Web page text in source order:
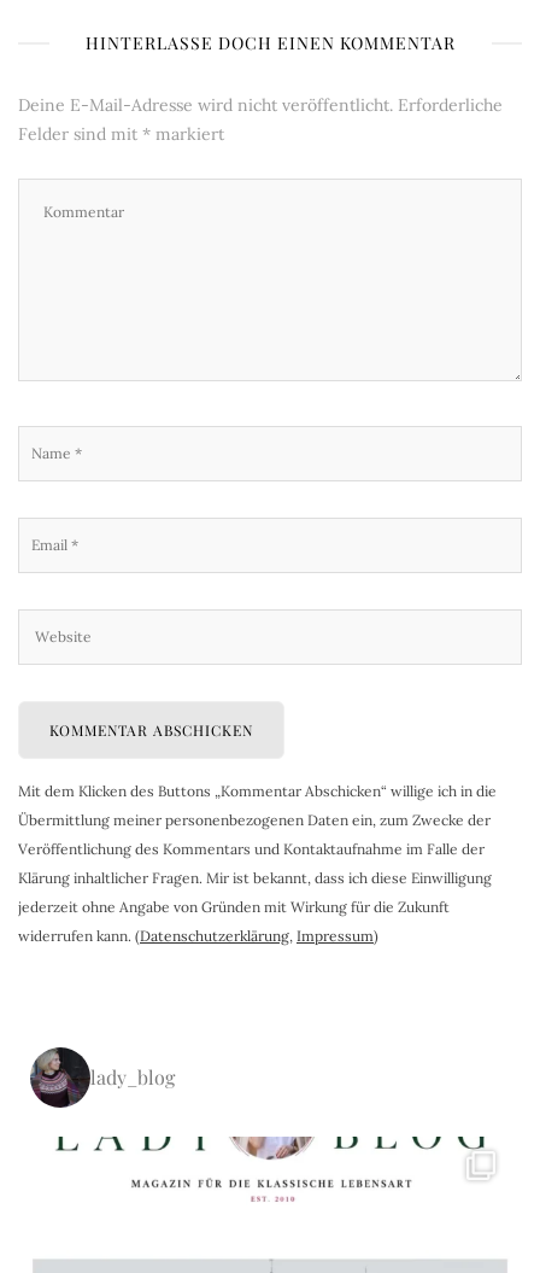
HINTERLASSE DOCH EINEN KOMMENTAR
Deine E-Mail-Adresse wird nicht veröffentlicht. Erforderliche
Felder sind mit * markiert
Mit dem Klicken des Buttons „Kommentar Abschicken“ willige ich in die
Übermittlung meiner personenbezogenen Daten ein, zum Zwecke der
Veröffentlichung des Kommentars und Kontaktaufnahme im Falle der
Klärung inhaltlicher Fragen. Mir ist bekannt, dass ich diese Einwilligung
jederzeit ohne Angabe von Gründen mit Wirkung für die Zukunft
widerrufen kann. (Datenschutzerklärung, Impressum)
lady_blog